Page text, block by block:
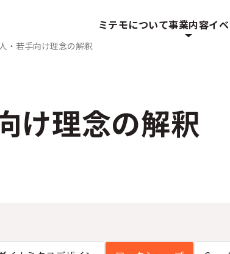
ミテモについて事業内容イ
・若手向け理念の解釈
け理念の解釈